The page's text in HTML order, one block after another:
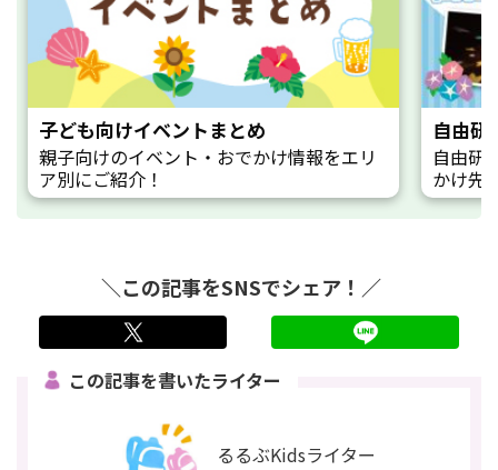
子ども向けイベントまとめ
親子向けのイベント・おでかけ情報をエリ
ア別にご紹介！
自由研
自由研
かけ先
＼この記事をSNSでシェア！／
この記事を書いたライター
るるぶKidsライター